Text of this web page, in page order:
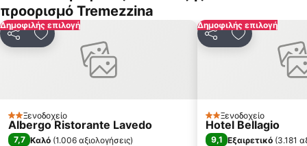
προορισμό Tremezzina
Δημοφιλής επιλογή
ΚοινοποίησηΠροσθήκη στα αγαπημένα
2 Αστέρια
Ξενοδοχείο
Albergo Ristorante Lavedo
7,7 Καλό (1.006 αξιολογήσεις)
Δημοφιλής επιλογή
ΚοινοποίησηΠροσθήκη
2 Αστέρια
Ξενοδοχείο
Hotel Bellagio
9,1 Εξαιρετικό (3.181